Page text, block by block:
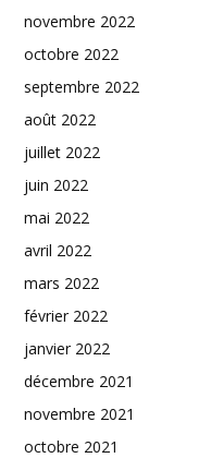
novembre 2022
octobre 2022
septembre 2022
août 2022
juillet 2022
juin 2022
mai 2022
avril 2022
mars 2022
février 2022
janvier 2022
décembre 2021
novembre 2021
octobre 2021